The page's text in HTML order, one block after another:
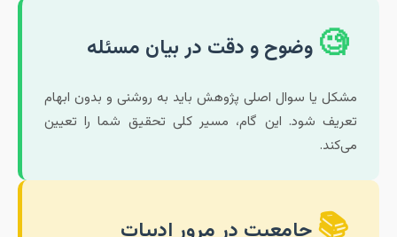
🧐وضوح و دقت در بیان مسئله
مشکل یا سوال اصلی پژوهش باید به روشنی و بدون ابهام
تعریف شود. این گام، مسیر کلی تحقیق شما را تعیین
می‌کند.